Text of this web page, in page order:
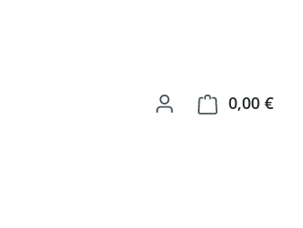
0,00 €